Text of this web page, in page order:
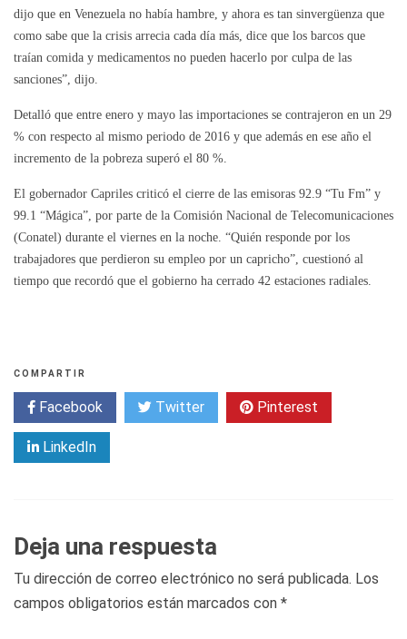
dijo que en Venezuela no había hambre, y ahora es tan sinvergüenza que
como sabe que la crisis arrecia cada día más, dice que los barcos que
traían comida y medicamentos no pueden hacerlo por culpa de las
sanciones”, dijo.
Detalló que entre enero y mayo las importaciones se contrajeron en un 29
% con respecto al mismo periodo de 2016 y que además en ese año el
incremento de la pobreza superó el 80 %.
El gobernador Capriles criticó el cierre de las emisoras 92.9 “Tu Fm” y
99.1 “Mágica”, por parte de la Comisión Nacional de Telecomunicaciones
(Conatel) durante el viernes en la noche. “Quién responde por los
trabajadores que perdieron su empleo por un capricho”, cuestionó al
tiempo que recordó que el gobierno ha cerrado 42 estaciones radiales.
COMPARTIR
Facebook Twitter Pinterest
LinkedIn
Deja una respuesta
Tu dirección de correo electrónico no será publicada. Los
campos obligatorios están marcados con *